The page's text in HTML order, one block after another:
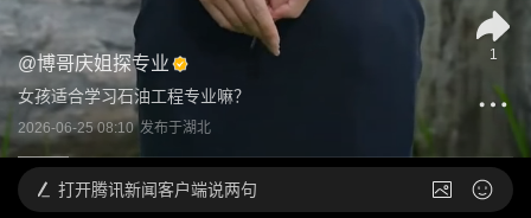
@博哥庆姐探专业
女孩适合学习石油工程专业嘛？
2026-06-25 08:10 发布于湖北
1
打开腾讯新闻客户端说两句